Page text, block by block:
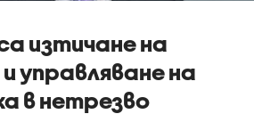
изтичане на
управляване на
в нетрезво